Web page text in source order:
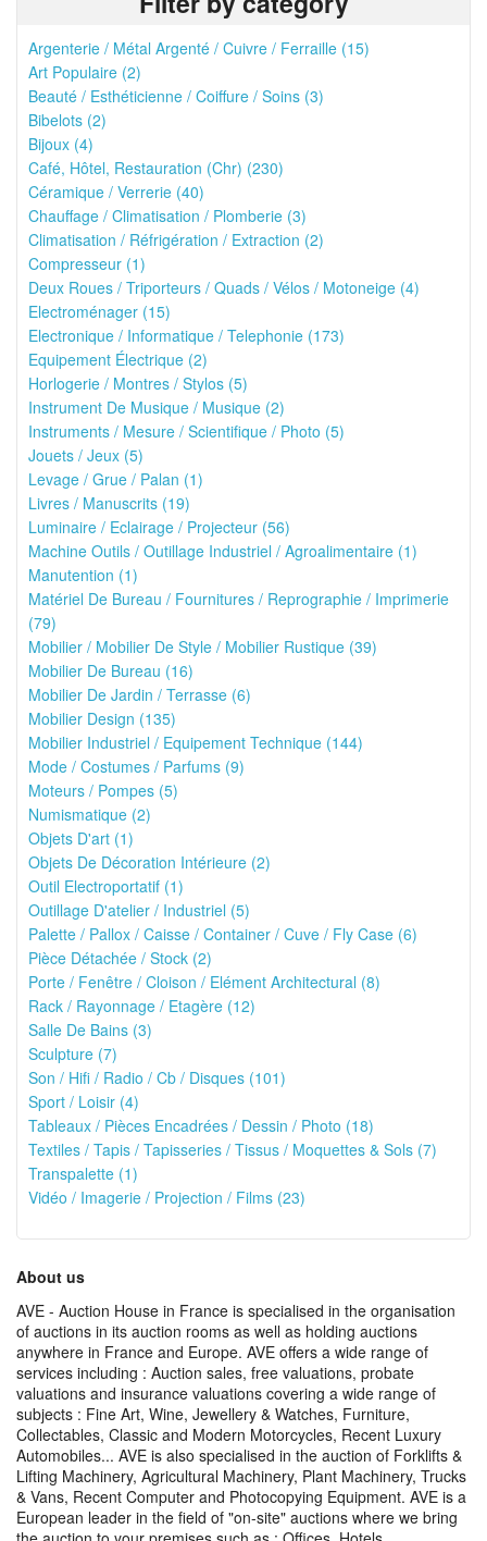
Argenterie / Métal Argenté / Cuivre / Ferraille (15)
Art Populaire (2)
Beauté / Esthéticienne / Coiffure / Soins (3)
Bibelots (2)
Bijoux (4)
Café, Hôtel, Restauration (Chr) (230)
Céramique / Verrerie (40)
Chauffage / Climatisation / Plomberie (3)
Climatisation / Réfrigération / Extraction (2)
Compresseur (1)
Deux Roues / Triporteurs / Quads / Vélos / Motoneige (4)
Electroménager (15)
Electronique / Informatique / Telephonie (173)
Equipement Électrique (2)
Horlogerie / Montres / Stylos (5)
Instrument De Musique / Musique (2)
Instruments / Mesure / Scientifique / Photo (5)
Jouets / Jeux (5)
Levage / Grue / Palan (1)
Livres / Manuscrits (19)
Luminaire / Eclairage / Projecteur (56)
Machine Outils / Outillage Industriel / Agroalimentaire (1)
Manutention (1)
Matériel De Bureau / Fournitures / Reprographie / Imprimerie
(79)
Mobilier / Mobilier De Style / Mobilier Rustique (39)
Mobilier De Bureau (16)
Mobilier De Jardin / Terrasse (6)
Mobilier Design (135)
Mobilier Industriel / Equipement Technique (144)
Mode / Costumes / Parfums (9)
Moteurs / Pompes (5)
Numismatique (2)
Objets D'art (1)
Objets De Décoration Intérieure (2)
Outil Electroportatif (1)
Outillage D'atelier / Industriel (5)
Palette / Pallox / Caisse / Container / Cuve / Fly Case (6)
Pièce Détachée / Stock (2)
Porte / Fenêtre / Cloison / Elément Architectural (8)
Rack / Rayonnage / Etagère (12)
Salle De Bains (3)
Sculpture (7)
Son / Hifi / Radio / Cb / Disques (101)
Sport / Loisir (4)
Tableaux / Pièces Encadrées / Dessin / Photo (18)
Textiles / Tapis / Tapisseries / Tissus / Moquettes & Sols (7)
Transpalette (1)
Vidéo / Imagerie / Projection / Films (23)
About us
AVE - Auction House in France is specialised in the organisation
of auctions in its auction rooms as well as holding auctions
anywhere in France and Europe. AVE offers a wide range of
services including : Auction sales, free valuations, probate
valuations and insurance valuations covering a wide range of
subjects : Fine Art, Wine, Jewellery & Watches, Furniture,
Collectables, Classic and Modern Motorcycles, Recent Luxury
Automobiles... AVE is also specialised in the auction of Forklifts &
Lifting Machinery, Agricultural Machinery, Plant Machinery, Trucks
& Vans, Recent Computer and Photocopying Equipment. AVE is a
European leader in the field of "on-site" auctions where we bring